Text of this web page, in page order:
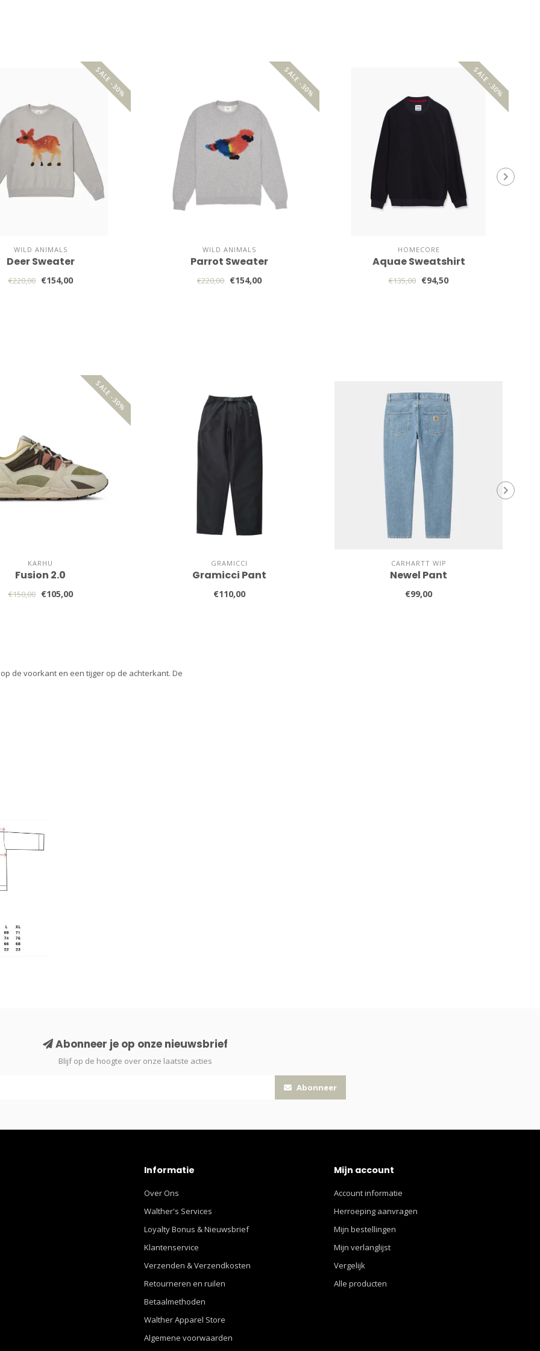
SALE -30%
WILD ANIMALS
Deer Sweater
€220,00 €154,00
SALE -30%
WILD ANIMALS
Parrot Sweater
€220,00 €154,00
SALE -30%
HOMECORE
Aquae Sweatshirt
€135,00 €94,50
SALE -30%
KARHU
Fusion 2.0
€150,00 €105,00
GRAMICCI
Gramicci Pant
€110,00
CARHARTT WIP
Newel Pant
€99,00
de voorkant en een tijger op de achterkant. De
Abonneer je op onze nieuwsbrief
Blijf op de hoogte over onze laatste acties
Abonneer
Informatie
Over Ons
Walther's Services
Loyalty Bonus & Nieuwsbrief
Klantenservice
Verzenden & Verzendkosten
Retourneren en ruilen
Betaalmethoden
Walther Apparel Store
Algemene voorwaarden
Mijn account
Account informatie
Herroeping aanvragen
Mijn bestellingen
Mijn verlanglijst
Vergelijk
Alle producten